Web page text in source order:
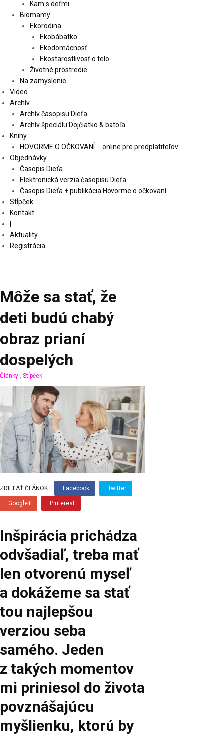
Kam s deťmi
Biomamy
Ekorodina
Ekobábätko
Ekodomácnosť
Ekostarostlivosť o telo
Životné prostredie
Na zamyslenie
Video
Archív
Archív časopisu Dieťa
Archív špeciálu Dojčiatko & batoľa
Knihy
HOVORME O OČKOVANÍ … online pre predplatiteľov
Objednávky
Časopis Dieťa
Elektronická verzia časopisu Dieťa
Časopis Dieťa + publikácia Hovorme o očkovaní
Stĺpček
Kontakt
Aktuality
Registrácia
Môže sa stať, že
deti budú chabý
obraz prianí
dospelých
Články , Stĺpček
ZDIEĽAŤ ČLÁNOK Facebook Twitter
Google+ Pinterest
Inšpirácia prichádza
odvšadiaľ, treba mať
len otvorenú myseľ
a dokážeme sa stať
tou najlepšou
verziou seba
samého. Jeden
z takých momentov
mi priniesol do života
povznášajúcu
myšlienku, ktorú by